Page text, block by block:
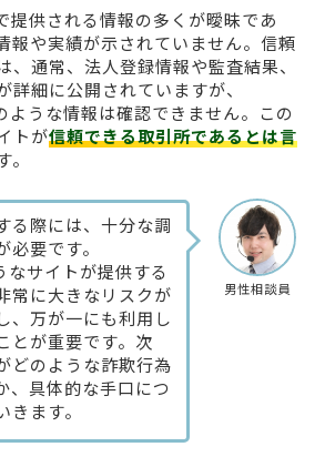
提供される情報の多くが曖昧であ
報や実績が示されていません。信頼
、通常、法人登録情報や監査結果、
詳細に公開されていますが、
うな情報は確認できません。この
トが信頼できる取引所であるとは言
男性相談員
る際には、十分な調
要です。
サイトが提供する
常に大きなリスクが
、万が一にも利用し
とが重要です。次
どのような詐欺行為
、具体的な手口につ
ます。